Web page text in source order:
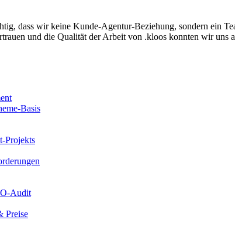
dass wir keine Kunde-Agentur-Beziehung, sondern ein
und die Qualität der Arbeit von .kloos konnten wir uns
Basis
Projekts
Audit
Preise